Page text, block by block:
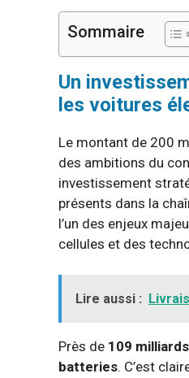
Sommaire
Un
les voitures
Le montant de 200
des ambitions du
investissement
présents dans la
l’un des enjeux
cellules et des
Lire aussi :
Près de 109
batteries. C’est